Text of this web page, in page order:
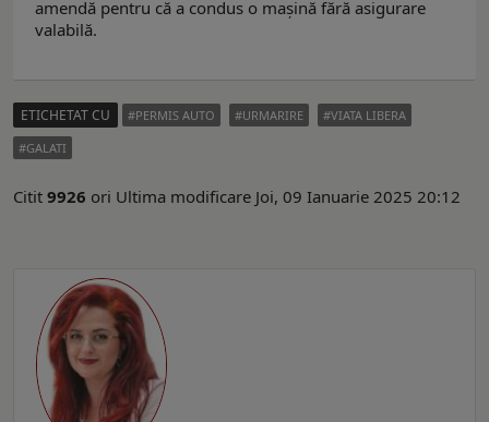
amendă pentru că a condus o mașină fără asigurare
valabilă.
ETICHETAT CU PERMIS AUTO URMARIRE
VIATA LIBERA
GALATI
Citit 9926 ori Ultima modificare Joi, 09 Ianuarie 2025 20:12